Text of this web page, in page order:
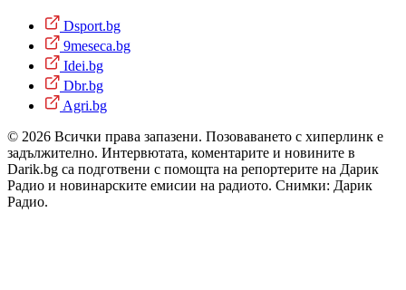
Dsport.bg
9meseca.bg
Idei.bg
Dbr.bg
Agri.bg
© 2026 Всички права запазени. Позоваването с хиперлинк е
задължително. Интервютата, коментарите и новините в
Darik.bg са подготвени с помощта на репортерите на Дарик
Радио и новинарските емисии на радиото. Снимки: Дарик
Радио.